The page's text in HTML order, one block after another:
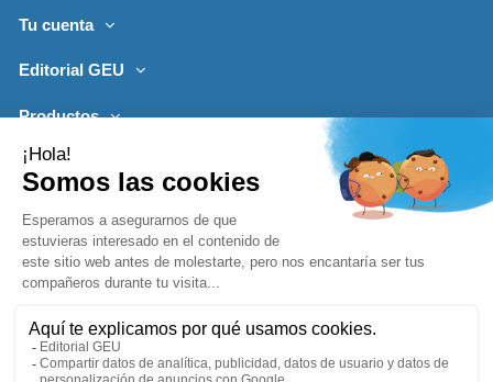
Tu cuenta
Editorial GEU
Productos
Lo más leído
Síguenos